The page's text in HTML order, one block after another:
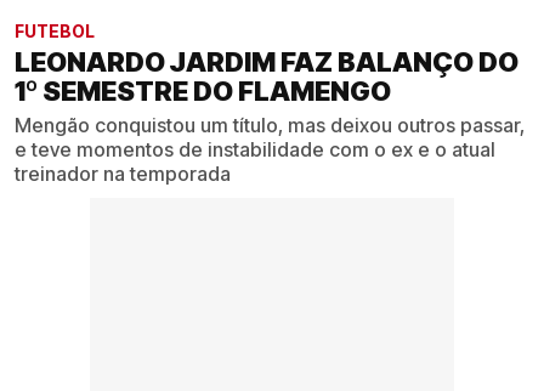
FUTEBOL
LEONARDO JARDIM FAZ BALANÇO DO
1º SEMESTRE DO FLAMENGO
Mengão conquistou um título, mas deixou outros passar,
e teve momentos de instabilidade com o ex e o atual
treinador na temporada